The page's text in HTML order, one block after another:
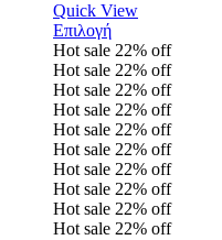
Quick View
Επιλογή
Hot sale 22% off
Hot sale 22% off
Hot sale 22% off
Hot sale 22% off
Hot sale 22% off
Hot sale 22% off
Hot sale 22% off
Hot sale 22% off
Hot sale 22% off
Hot sale 22% off